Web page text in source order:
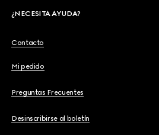
¿NECESITA AYUDA?
Contacto
Mi pedido
Preguntas Frecuentes
Desinscribirse al boletín